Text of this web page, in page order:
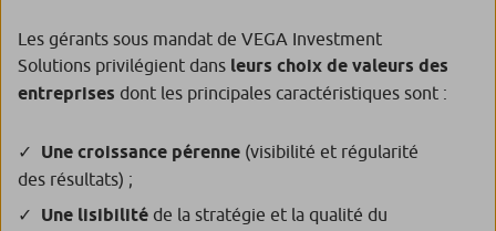
Les gérants sous mandat de VEGA Investment
Solutions privilégient dans leurs choix de valeurs des
entreprises dont les principales caractéristiques sont :
Une croissance pérenne (visibilité et régularité
des résultats) ;
Une lisibilité de la stratégie et la qualité du